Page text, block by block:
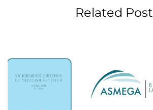
Related Post